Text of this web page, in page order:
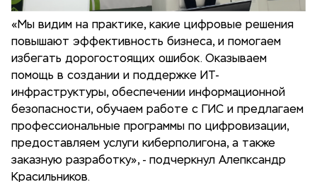
«Мы видим на практике, какие цифровые решения
повышают эффективность бизнеса, и помогаем
избегать дорогостоящих ошибок. Оказываем
помощь в создании и поддержке ИТ-
инфраструктуры, обеспечении информационной
безопасности, обучаем работе с ГИС и предлагаем
профессиональные программы по цифровизации,
предоставляем услуги киберполигона, а также
заказную разработку», - подчеркнул Алепксандр
Красильников.